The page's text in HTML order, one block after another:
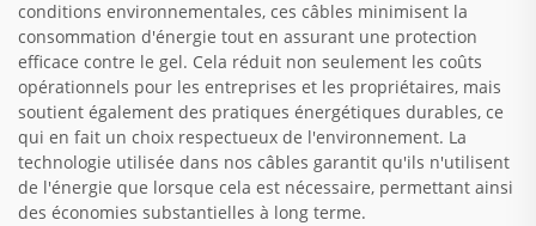
conditions environnementales, ces câbles minimisent la
consommation d'énergie tout en assurant une protection
efficace contre le gel. Cela réduit non seulement les coûts
opérationnels pour les entreprises et les propriétaires, mais
soutient également des pratiques énergétiques durables, ce
qui en fait un choix respectueux de l'environnement. La
technologie utilisée dans nos câbles garantit qu'ils n'utilisent
de l'énergie que lorsque cela est nécessaire, permettant ainsi
des économies substantielles à long terme.